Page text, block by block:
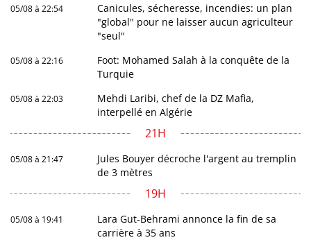
05/08 à 22:54
Canicules, sécheresse, incendies: un plan
"global" pour ne laisser aucun agriculteur
"seul"
05/08 à 22:16
Foot: Mohamed Salah à la conquête de la
Turquie
05/08 à 22:03
Mehdi Laribi, chef de la DZ Mafia,
interpellé en Algérie
21H
05/08 à 21:47
Jules Bouyer décroche l'argent au tremplin
de 3 mètres
19H
05/08 à 19:41
Lara Gut-Behrami annonce la fin de sa
carrière à 35 ans